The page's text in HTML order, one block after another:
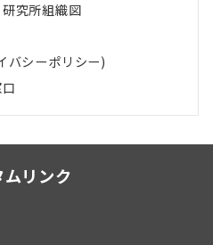
究所組織図
バシーポリシー)
リンク